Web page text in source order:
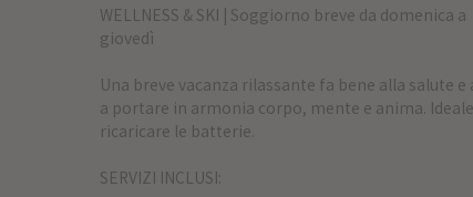
WELLNESS & SKI | Soggiorno breve da domenica a
giovedì
Una breve vacanza rilassante fa bene alla salute e
a portare in armonia corpo, mente e anima.
ricaricare le batterie.
SERVIZI INCLUSI: